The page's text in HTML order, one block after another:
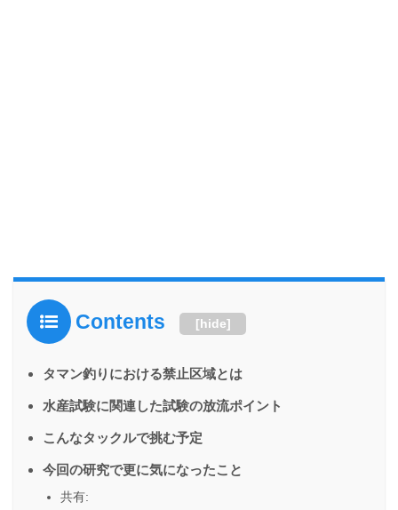
Contents [hide]
タマン釣りにおける禁止区域とは
水産試験に関連した試験の放流ポイント
こんなタックルで挑む予定
今回の研究で更に気になったこと
共有: